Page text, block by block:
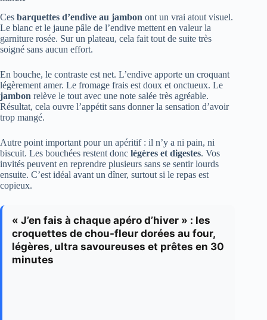
Ces barquettes d’endive au jambon ont un vrai atout visuel.
Le blanc et le jaune pâle de l’endive mettent en valeur la
garniture rosée. Sur un plateau, cela fait tout de suite très
soigné sans aucun effort.
En bouche, le contraste est net. L’endive apporte un croquant
légèrement amer. Le fromage frais est doux et onctueux. Le
jambon relève le tout avec une note salée très agréable.
Résultat, cela ouvre l’appétit sans donner la sensation d’avoir
trop mangé.
Autre point important pour un apéritif : il n’y a ni pain, ni
biscuit. Les bouchées restent donc légères et digestes. Vos
invités peuvent en reprendre plusieurs sans se sentir lourds
ensuite. C’est idéal avant un dîner, surtout si le repas est
copieux.
« J’en fais à chaque apéro d’hiver » : les
croquettes de chou-fleur dorées au four,
légères, ultra savoureuses et prêtes en 30
minutes